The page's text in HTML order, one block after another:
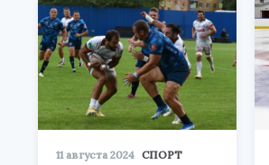
11 августа 2024 СПОРТ